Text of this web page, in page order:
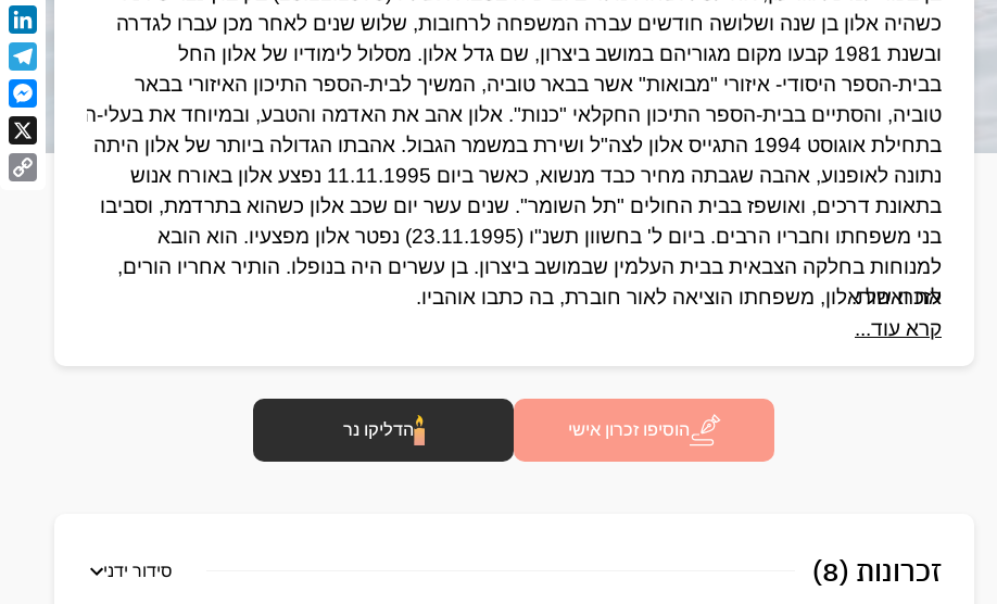
טוביה, והסתיים בבית-הספר התיכון החקלאי "כנות". אלון אהב את האדמה והטבע, ובמיוחד את בעלי-החיים.
אח ואחות.
לזכרו של אלון, משפחתו הוציאה לאור חוברת, בה כתבו אוהביו.
קרא עוד...
הוסיפו זכרון אישי הדליקו נר
זכרונות (8) סידור ידני
X